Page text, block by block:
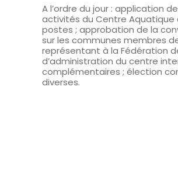
A l’ordre du jour : application
activités du Centre Aquatique
postes ; approbation de la
sur les communes membres
représentant à la Fédération
d’administration du centre
complémentaires ; élection
diverses.